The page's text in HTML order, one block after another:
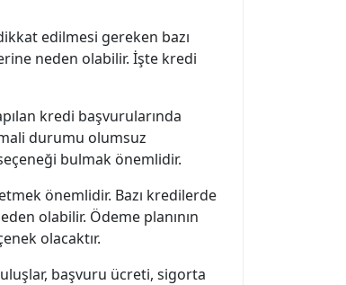
edilmesi gereken bazı
neden olabilir. İşte kredi
kredi başvurularında
durumu olumsuz
bulmak önemlidir.
önemlidir. Bazı kredilerde
olabilir. Ödeme planının
olacaktır.
başvuru ücreti, sigorta